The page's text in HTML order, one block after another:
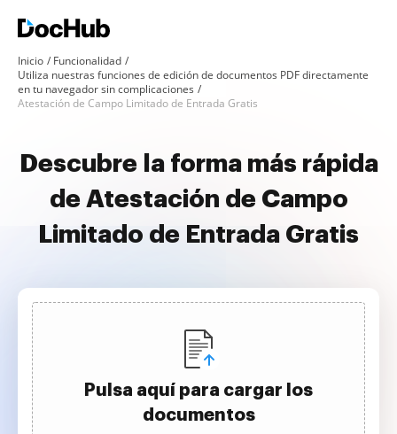
Inicio
Funcionalidad
Utiliza nuestras funciones de edición de documentos PDF directamente
en tu navegador sin complicaciones
Atestación de Campo Limitado de Entrada Gratis
Descubre la forma más rápida
de Atestación de Campo
Limitado de Entrada Gratis
Pulsa aquí para cargar los
documentos